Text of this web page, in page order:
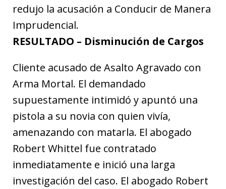
redujo la acusación a Conducir de Manera
Imprudencial.
RESULTADO – Disminución de Cargos
Cliente acusado de Asalto Agravado con
Arma Mortal. El demandado
supuestamente intimidó y apuntó una
pistola a su novia con quien vivía,
amenazando con matarla. El abogado
Robert Whittel fue contratado
inmediatamente e inició una larga
investigación del caso. El abogado Robert